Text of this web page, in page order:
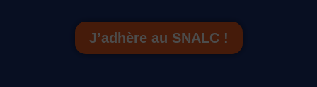
J’adhère au SNALC !